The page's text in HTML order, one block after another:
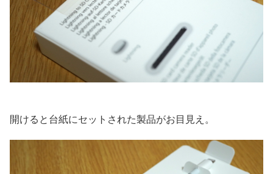
開けると台紙にセットされた製品がお目見え。